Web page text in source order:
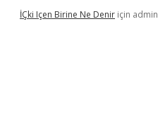
İÇki Içen Birine Ne Denir için admin